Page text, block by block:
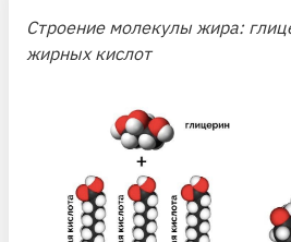
Строение молекулы жира:
жирных кислот